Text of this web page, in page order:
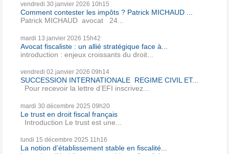
vendredi 30 janvier 2026 10h15
Comment contester les impôts ? Patrick MICHAUD ...
Patrick MICHAUD avocat 24...
mardi 13 janvier 2026 15h42
Avocat fiscaliste : un allié stratégique face à...
introduction : enjeux croissants du droit...
vendredi 02 janvier 2026 09h14
SUCCESSION INTERNATIONALE REGIME CIVIL ET...
Pour recevoir la lettre d’EFI inscrivez...
mardi 30 décembre 2025 09h20
Le trust en droit fiscal français
Introduction Le trust est une...
lundi 15 décembre 2025 11h16
La notion d’établissement stable en fiscalité...